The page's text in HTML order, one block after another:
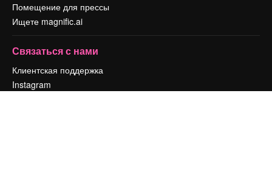
Помещение для прессы
Ищете magnific.ai
Связаться с нами
Клиентская поддержка
Instagram